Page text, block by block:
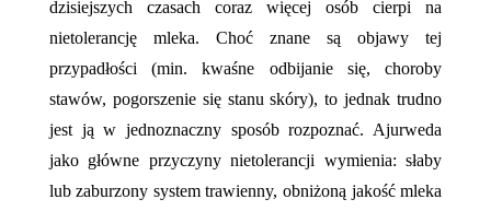
dzisiejszych czasach coraz więcej osób cierpi na
nietolerancję mleka. Choć znane są objawy tej
przypadłości (min. kwaśne odbijanie się, choroby
stawów, pogorszenie się stanu skóry), to jednak trudno
jest ją w jednoznaczny sposób rozpoznać. Ajurweda
jako główne przyczyny nietolerancji wymienia: słaby
lub zaburzony system trawienny, obniżoną jakość mleka